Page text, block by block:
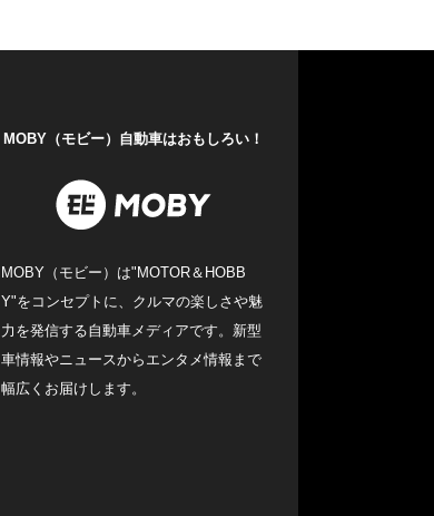
MOBY（モビー）自動車はおもしろい！
MOBY（モビー）は"MOTOR＆HOBB
Y"をコンセプトに、クルマの楽しさや魅
力を発信する自動車メディアです。新型
車情報やニュースからエンタメ情報まで
幅広くお届けします。